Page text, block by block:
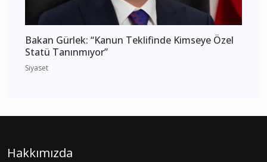
Bakan Gürlek: “Kanun Teklifinde Kimseye Özel
Statü Tanınmıyor”
Siyaset
Hakkımızda